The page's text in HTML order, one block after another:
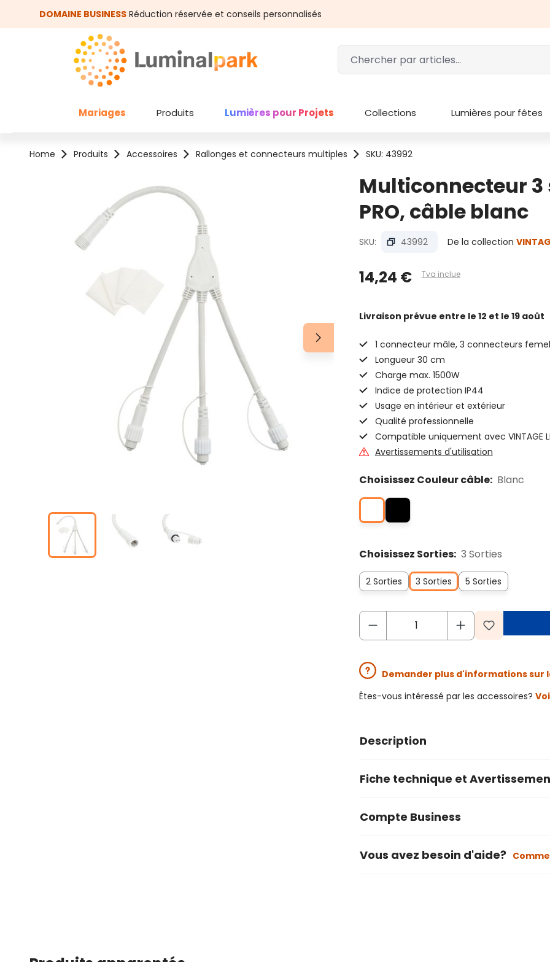
au contenu principal
Passer à la recherche
DOMAINE BUSINESS Réduction réservée et conseils personnalisés
Mariages Produits Lumières pour Projets Collections Lumières pour fêtes
Home Produits Accessoires Rallonges et connecteurs multiples SKU: 43992
Multiconnecteur 3
PRO, câble blanc
SKU: 43992 De la collection
14,24 € Tva inclue
Livraison prévue entre le 12 et le 19 août
1 connecteur mâle, 3 connecteurs
Longueur 30 cm
Charge max. 1500W
Indice de protection IP44
Usage en intérieur et extérieur
Qualité professionnelle
Compatible uniquement avec VINTAGE
Avertissements d'utilisation
Choisissez Couleur câble: Blanc
Choisissez Sorties: 3 Sorties
2 Sorties 3 Sorties 5 Sorties
Demander plus d'informations sur
Êtes-vous intéressé par les accessoires?
Description
Fiche technique et
Compte Business
Vous avez besoin d'aide?